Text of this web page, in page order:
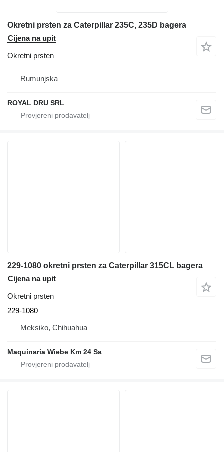
Okretni prsten za Caterpillar 235C, 235D bagera
Cijena na upit
Okretni prsten
Rumunjska
ROYAL DRU SRL
229-1080 okretni prsten za Caterpillar 315CL bagera
Cijena na upit
Okretni prsten
229-1080
Meksiko, Chihuahua
Maquinaria Wiebe Km 24 Sa